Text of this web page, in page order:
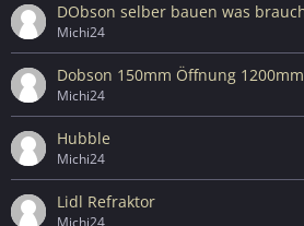
DObson selber bauen was
Michi24
Dobson 150mm Öffnung 1200mm
Michi24
Hubble
Michi24
Lidl Refraktor
Michi24